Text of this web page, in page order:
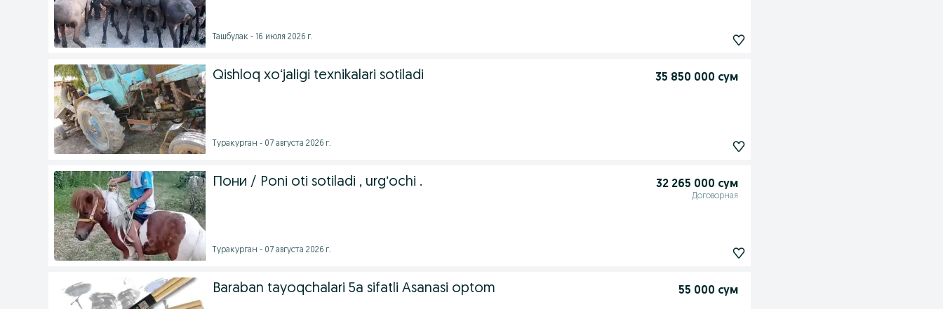
Ташбулак - 16 июля 2026 г.
Qishloq xoʻjaligi texnikalari sotiladi 35 850 000 сум
Туракурган - 07 августа 2026 г.
Пони / Poni oti sotiladi , urgʻochi . 32 265 000 сум
Договорная
Туракурган - 07 августа 2026 г.
Baraban tayoqchalari 5a sifatli Asanasi optom 55 000 сум